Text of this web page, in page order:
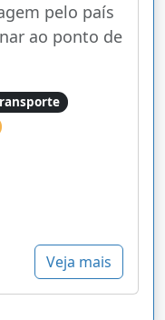
pelo país
ao ponto de
Veja mais